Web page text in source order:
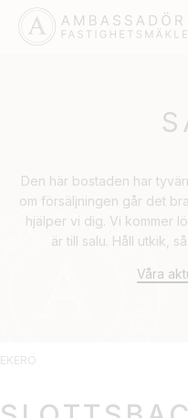
Den här bostaden har
om försäljningen går det
hjälper vi dig. Vi kommer
är till salu. Håll utkik,
Våra
EKERÖ